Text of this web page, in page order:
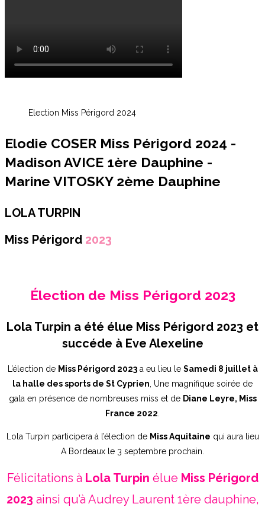
Election Miss Périgord 2024
Elodie COSER Miss Périgord 2024 -
Madison AVICE 1ère Dauphine -
Marine VITOSKY 2ème Dauphine
LOLA TURPIN
Miss Périgord 2023
Élection de Miss Périgord 2023
Lola Turpin a été élue Miss Périgord 2023 et
succéde à Eve Alexeline
L’élection de Miss Périgord 2023a eu lieu le Samedi 8 juillet à
la halle des sports de St Cyprien , Une magnifique soirée de
gala en présence de nombreuses miss et de Diane Leyre, Miss
France 2022
Lola Turpin participera à l’élection de Miss Aquitaine qui aura lieu
A Bordeaux le 3 septembre prochain.
Félicitations à Lola Turpin élue Miss Périgord
2023 ainsi qu’à Audrey Laurent 1ère dauphine,